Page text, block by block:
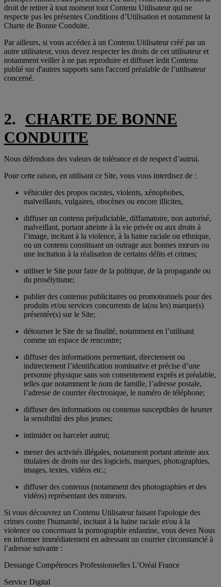
droit de retirer à tout moment tout Contenu Utilisateur qui ne
respecte pas les présentes Conditions d’Utilisation et notamment la
Charte de Bonne Conduite.
Par ailleurs, si vous accédez à un Contenu Utilisateur créé par un
autre utilisateur, vous devez respecter les droits de cet utilisateur et
notamment veiller à ne pas reproduire et diffuser ledit Contenu
publié sur d'autres supports sans l'accord préalable de l’utilisateur
concerné.
2. CHARTE DE BONNE
CONDUITE
Nous défendons des valeurs de tolérance et de respect d’autrui.
Pour cette raison, en utilisant ce Site, vous vous interdisez de :
véhiculer des propos racistes, violents, xénophobes,
malveillants, vulgaires, obscènes ou encore illicites,
diffuser un contenu préjudiciable, diffamatoire, non autorisé,
malveillant, portant atteinte à la vie privée ou aux droits à
l’image, incitant à la violence, à la haine raciale ou ethnique,
ou un contenu constituant un outrage aux bonnes mœurs ou
une incitation à la réalisation de certains délits et crimes;
utiliser le Site pour faire de la politique, de la propagande ou
du prosélytisme;
publier des contenus publicitaires ou promotionnels pour des
produits et/ou services concurrents de la(ou les) marque(s)
présentée(s) sur le Site;
détourner le Site de sa finalité, notamment en l’utilisant
comme un espace de rencontre;
diffuser des informations permettant, directement ou
indirectement l’identification nominative et précise d’une
personne physique sans son consentement exprès et préalable,
telles que notamment le nom de famille, l’adresse postale,
l’adresse de courrier électronique, le numéro de téléphone;
diffuser des informations ou contenus susceptibles de heurter
la sensibilité des plus jeunes;
intimider ou harceler autrui;
mener des activités illégales, notamment portant atteinte aux
titulaires de droits sur des logiciels, marques, photographies,
images, textes, vidéos etc.;
diffuser des contenus (notamment des photographies et des
vidéos) représentant des mineurs.
Si vous découvrez un Contenu Utilisateur faisant l'apologie des
crimes contre l'humanité, incitant à la haine raciale et/ou à la
violence ou concernant la pornographie enfantine, vous devez Nous
en informer immédiatement en adressant un courrier circonstancié à
l’adresse suivante :
Dessange Compétences Professionnelles L’Oréal France
Service Digital